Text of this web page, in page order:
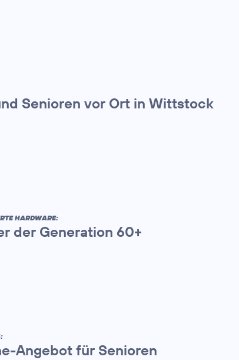
Senioren vor Ort in Wittstock
HARDWARE:
der Generation 60+
Angebot für Senioren